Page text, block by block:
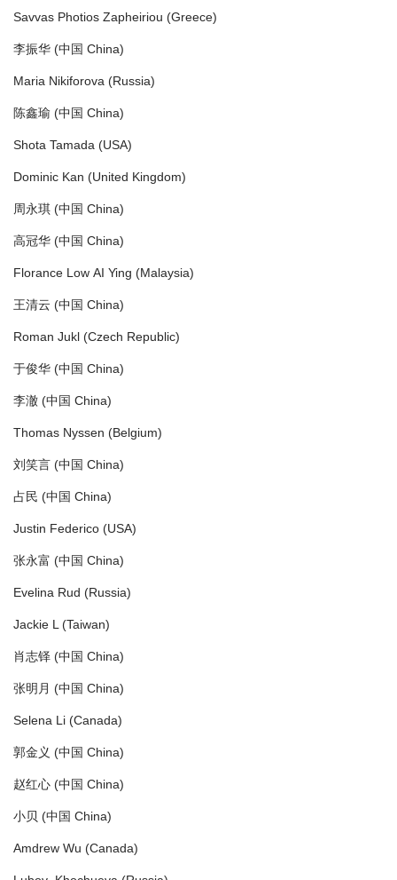
Savvas Photios Zapheiriou (Greece)
李振华 (中国 China)
Maria Nikiforova (Russia)
陈鑫瑜 (中国 China)
Shota Tamada (USA)
Dominic Kan (United Kingdom)
周永琪 (中国 China)
高冠华 (中国 China)
Florance Low AI Ying (Malaysia)
王清云 (中国 China)
Roman Jukl (Czech Republic)
于俊华 (中国 China)
李澈 (中国 China)
Thomas Nyssen (Belgium)
刘笑言 (中国 China)
占民 (中国 China)
Justin Federico (USA)
张永富 (中国 China)
Evelina Rud (Russia)
Jackie L (Taiwan)
肖志铎 (中国 China)
张明月 (中国 China)
Selena Li (Canada)
郭金义 (中国 China)
赵红心 (中国 China)
小贝 (中国 China)
Amdrew Wu (Canada)